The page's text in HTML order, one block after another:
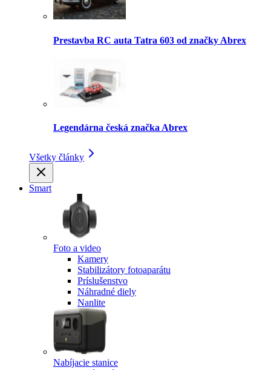
Prestavba RC auta Tatra 603 od značky Abrex
Legendárna česká značka Abrex
Všetky články
Smart
Foto a video
Kamery
Stabilizátory fotoaparátu
Príslušenstvo
Náhradné diely
Nanlite
Nabíjacie stanice